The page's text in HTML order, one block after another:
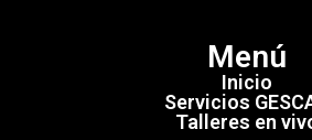
Menú
Inicio
Servicios
Talleres en